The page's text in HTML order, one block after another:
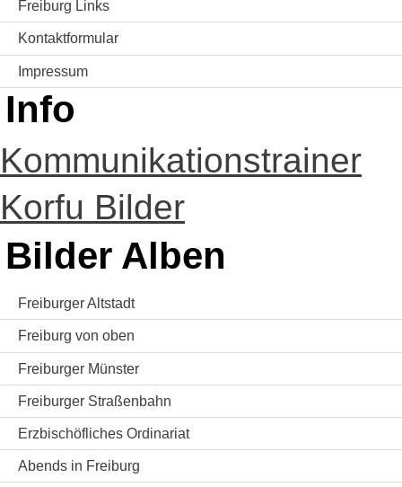
Freiburg Links
Kontaktformular
Impressum
Info
Kommunikationstrainer
Korfu Bilder
Bilder Alben
Freiburger Altstadt
Freiburg von oben
Freiburger Münster
Freiburger Straßenbahn
Erzbischöfliches Ordinariat
Abends in Freiburg